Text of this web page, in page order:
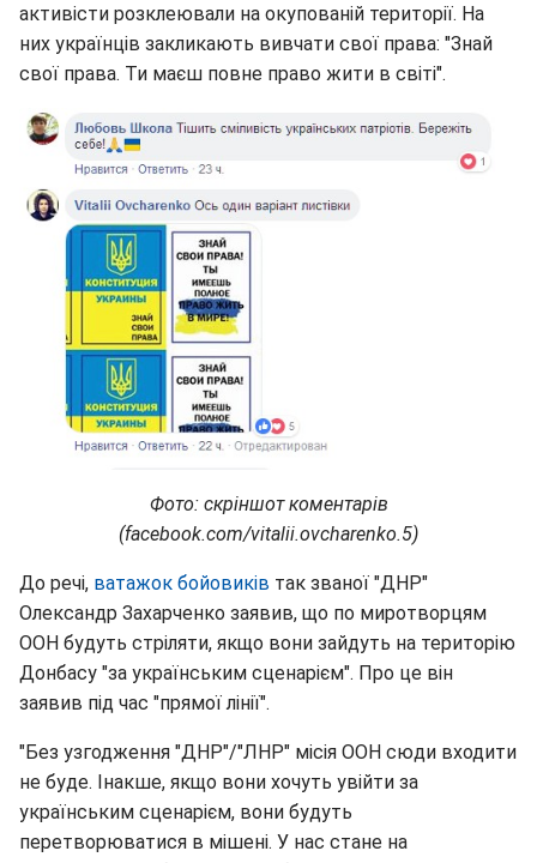
активісти розклеювали на окупованій території. На
них українців закликають вивчати свої права: "Знай
свої права. Ти маєш повне право жити в світі".
Фото: скріншот коментарів
(facebook.com/vitalii.ovcharenko.5)
До речі, ватажок бойовиків так званої "ДНР"
Олександр Захарченко заявив, що по миротворцям
ООН будуть стріляти, якщо вони зайдуть на територію
Донбасу "за українським сценарієм". Про це він
заявив під час "прямої лінії".
"Без узгодження "ДНР"/"ЛНР" місія ООН сюди входити
не буде. Інакше, якщо вони хочуть увійти за
українським сценарієм, вони будуть
перетворюватися в мішені. У нас стане на